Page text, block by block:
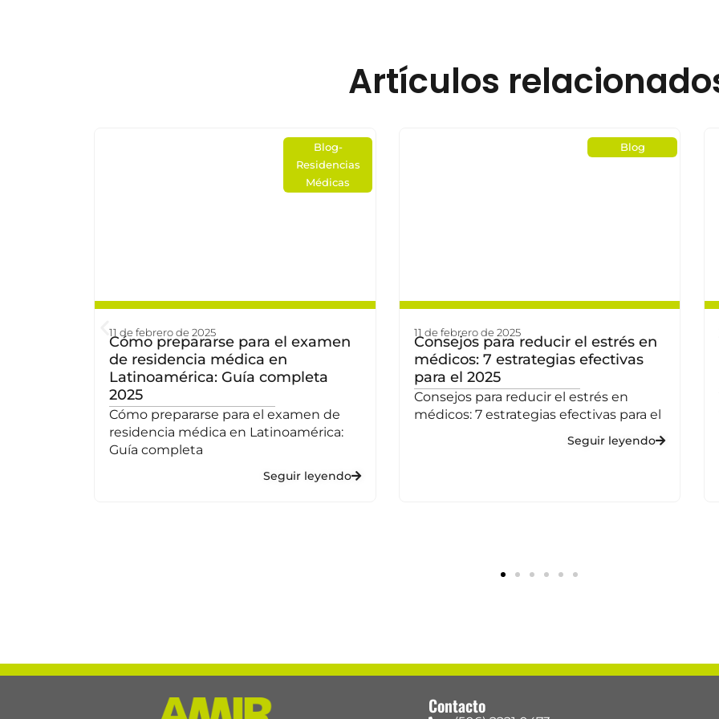
Artículos
Blog-
Residencias
Médicas
11 de febrero de 2025
Cómo prepararse para el examen
de residencia médica en
Latinoamérica: Guía completa
2025
Cómo prepararse para el examen de
residencia médica en Latinoamérica:
Guía completa
Seguir leyendo
Blog
11 de febrero de 2025
Consejos para reducir el estrés en
médicos: 7 estrategias efectivas
para el 2025
Consejos para reducir el estrés en
médicos: 7 estrategias efectivas para el
Seguir leyendo
Contacto